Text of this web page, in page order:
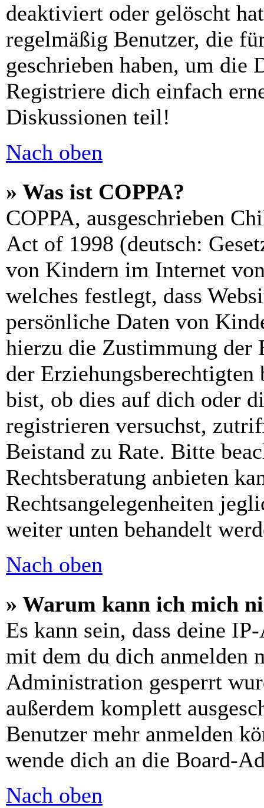
deaktiviert oder gelöscht
regelmäßig Benutzer, die
geschrieben haben, um die
Registriere dich einfach
Diskussionen teil!
Nach oben
» Was ist COPPA?
COPPA, ausgeschrieben
Act of 1998 (deutsch:
von Kindern im Internet
welches festlegt, dass
persönliche Daten von
hierzu die Zustimmung der
der
bist, ob dies auf dich oder
registrieren versuchst,
Beistand zu Rate. Bitte
Rechtsberatung anbieten
Rechtsangelegenheiten
weiter unten behandelt
Nach oben
» Warum kann ich mich
Es kann sein, dass deine
mit dem du dich anmelden
Administration gesperrt
außerdem komplett
Benutzer mehr anmelden
wende dich an die Board-
Nach oben